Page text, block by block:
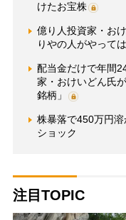
けたお宝株
億り人投資家・お
りやの人がやって
配当金だけで年間
家・おけいどん氏
銘柄」
株暴落で450万円
ショック
注目TOPIC